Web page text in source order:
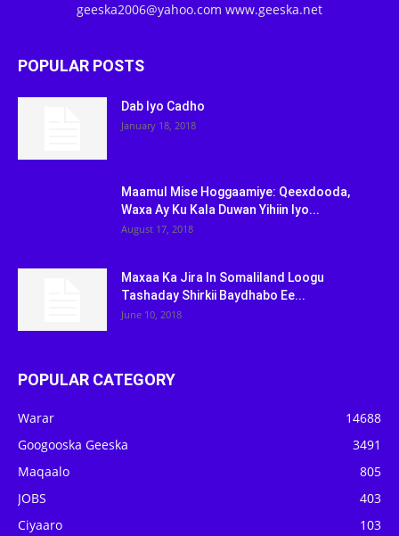
geeska2006@yahoo.com www.geeska.net
POPULAR POSTS
Dab Iyo Cadho
January 18, 2018
Maamul Mise Hoggaamiye: Qeexdooda,
Waxa Ay Ku Kala Duwan Yihiin Iyo...
August 17, 2018
Maxaa Ka Jira In Somaliland Loogu
Tashaday Shirkii Baydhabo Ee...
June 10, 2018
POPULAR CATEGORY
Warar
14688
Googooska Geeska
3491
Maqaalo
805
JOBS
403
Ciyaaro
103